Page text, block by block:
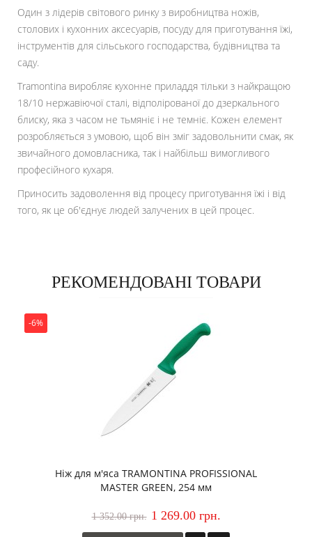
Один з лідерів світового ринку з виробництва ножів,
столових і кухонних аксесуарів, посуду для приготування їжі,
інструментів для сільського господарства, будівництва та
саду.
Tramontina виробляє кухонне приладдя тільки з найкращою
18/10 нержавіючої сталі, відполірованої до дзеркального
блиску, яка з часом не тьмяніє і не темніє. Кожен елемент
розробляється з умовою, щоб він зміг задовольнити смак, як
звичайного домовласника, так і найбільш вимогливого
професійного кухаря.
Приносить задоволення від процесу приготування їжі і від
того, як це об'єднує людей залучених в цей процес.
РЕКОМЕНДОВАНІ ТОВАРИ
-6%
Ніж для м'яса TRAMONTINA PROFISSIONAL
MASTER GREEN, 254 мм
1 352.00 грн. 1 269.00 грн.